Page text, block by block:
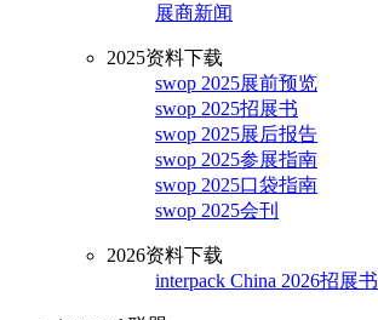
展商新闻
2025资料下载
swop 2025展前预览
swop 2025招展书
swop 2025展后报告
swop 2025参展指南
swop 2025口袋指南
swop 2025会刊
2026资料下载
interpack China 2026招展书